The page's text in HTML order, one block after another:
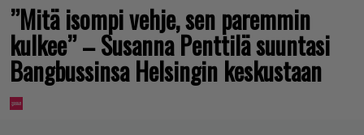
”Mitä isompi vehje, sen paremmin
kulkee” – Susanna Penttilä suuntasi
Bangbussinsa Helsingin keskustaan